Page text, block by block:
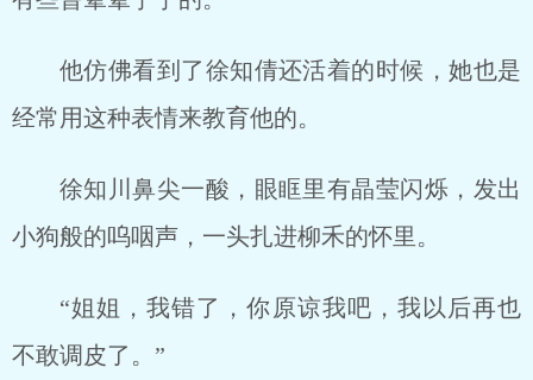
他仿佛看到了徐知倩还活着的时候，她也是
经常用这种表情来教育他的。
徐知川鼻尖一酸，眼眶里有晶莹闪烁，发出
小狗般的呜咽声，一头扎进柳禾的怀里。
“姐姐，我错了，你原谅我吧，我以后再也
不敢调皮了。”